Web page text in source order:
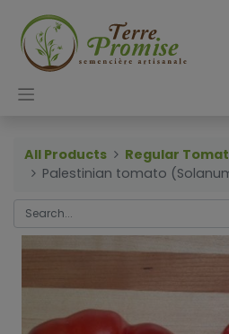
All Products
Regular
Palestinian tomato